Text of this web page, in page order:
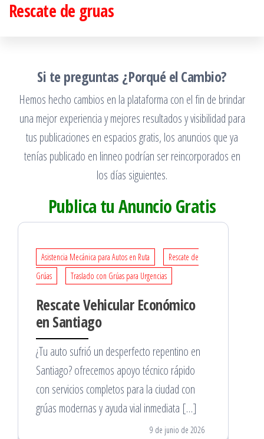
SaltarRescate de gruas
Si te preguntas ¿Porqué el Cambio?
Hemos hecho cambios en la plataforma con el fin de brindar
una mejor experiencia y mejores resultados y visibilidad para
tus publicaciones en espacios gratis, los anuncios que ya
tenías publicado en linneo podrían ser reincorporados en
los días siguientes.
Publica tu Anuncio Gratis
Asistencia Mecánica para Autos en Ruta
Rescate de
Grúas
Traslado con Grúas para Urgencias
Rescate Vehicular Económico
en Santiago
¿Tu auto sufrió un desperfecto repentino en
Santiago? ofrecemos apoyo técnico rápido
con servicios completos para la ciudad con
grúas modernas y ayuda vial inmediata […]
9 de junio de 2026